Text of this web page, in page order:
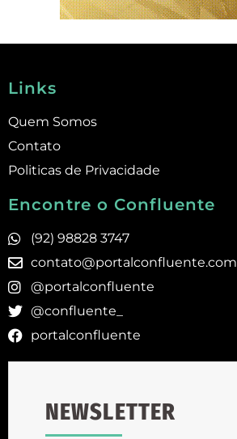
Links
Quem Somos
Contato
Politicas de Privacidade
Encontre o Confluente
(92) 98828 3747
contato@portalconfluente.com
@portalconfluente
@confluente_
portalconfluente
NEWSLETTER